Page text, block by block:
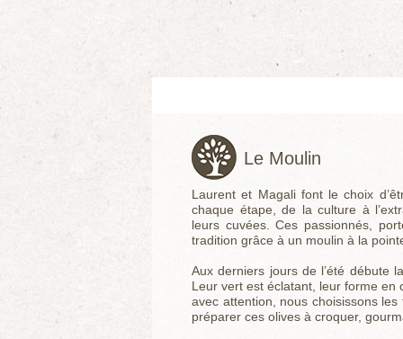
Laurent et Magali font le choix
chaque étape, de la culture à
leurs cuvées. Ces passionnés,
tradition grâce à un moulin à la
Aux derniers jours de l’été débute
Leur vert est éclatant, leur forme en
avec attention, nous choisissons
préparer ces olives à croquer,
Le Moulin